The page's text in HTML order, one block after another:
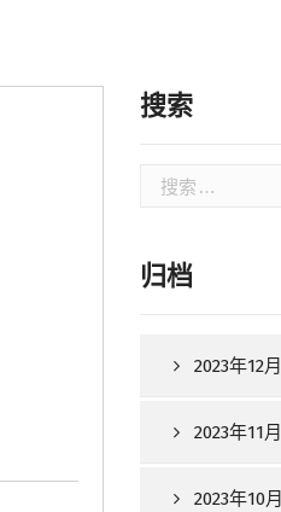
搜索
索：
归档
2023年12月
2023年11月
2023年10月